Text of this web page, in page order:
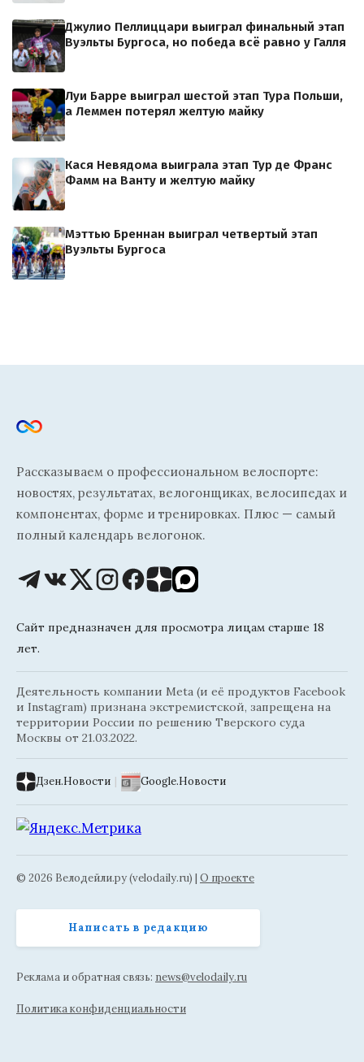
Джулио Пеллиццари выиграл финальный этап
Вуэльты Бургоса, но победа всё равно у Галля
Луи Барре выиграл шестой этап Тура Польши,
а Леммен потерял желтую майку
Кася Невядома выиграла этап Тур де Франс
Фамм на Ванту и желтую майку
Мэттью Бреннан выиграл четвертый этап
Вуэльты Бургоса
Рассказываем о профессиональном велоспорте:
новостях, результатах, велогонщиках, велосипедах и
компонентах, форме и тренировках. Плюс — самый
полный календарь велогонок.
Сайт предназначен для просмотра лицам старше 18
лет.
Деятельность компании Meta (и её продуктов Facebook
и Instagram) признана экстремистской, запрещена на
территории России по решению Тверского суда
Москвы от 21.03.2022.
Дзен.Новости | Google.Новости
© 2026 Велодейли.ру (velodaily.ru) | О проекте
Написать в редакцию
Реклама и обратная связь: news@velodaily.ru
Политика конфиденциальности